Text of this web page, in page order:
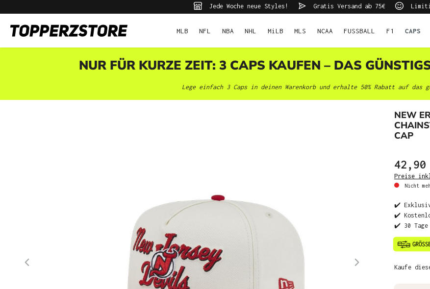
Jede Woche neue Styles! Gratis Versand ab 75€
MLB NFL NBA NHL MiLB MLS NCAA FUSSBALL F1 CAPS
NUR FÜR KURZE ZEIT: 3 CAPS KAUFEN – DAS
Lege einfach 3 Caps in deinen Warenkorb und erhalte 50% Rabatt auf das
NEW
CAP
Preise
Nicht
✔️
✔️
✔️ 30 Tage
Kaufe